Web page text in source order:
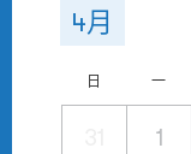
4月
日 一
1